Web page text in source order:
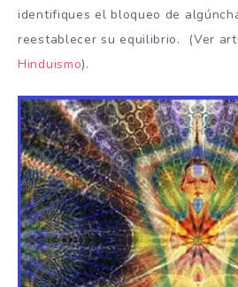
identifiques el bloqueo de
reestablecer su equilibrio. (Ver
Hinduismo).